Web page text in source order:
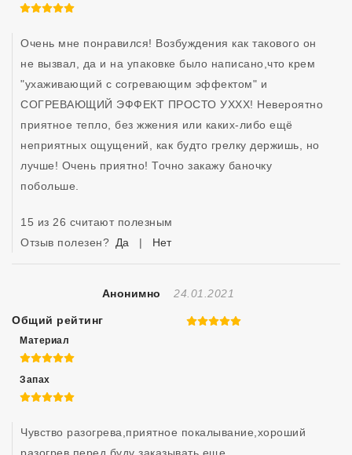
5 из 5
Очень мне понравился! Возбуждения как такового он
не вызвал, да и на упаковке было написано,что крем
"ухаживающий с согревающим эффектом" и
СОГРЕВАЮЩИЙ ЭФФЕКТ ПРОСТО УХХХ! Невероятно
приятное тепло, без жжения или каких-либо ещё
неприятных ощущений, как будто грелку держишь, но
лучше! Очень приятно! Точно закажу баночку
побольше.
15 из 26 считают полезным
Отзыв полезен? Да | Нет
Анонимно Отзыв Создан
24.01.2021
Общий рейтинг 5 из 5
Материал
5 из 5
Запах
5 из 5
Чувство разогрева,приятное покалывание,хороший